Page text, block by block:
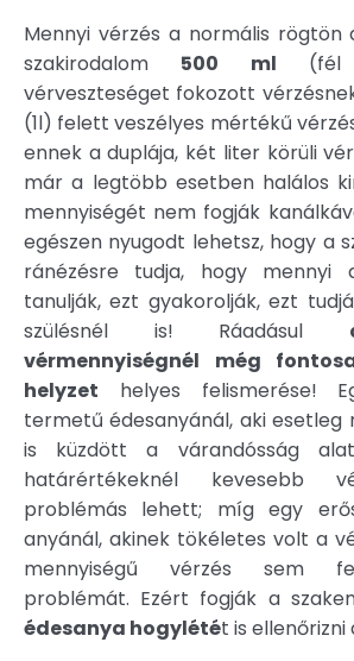
Mennyi vérzés a normális rögtön
szakirodalom 500 ml (fél
vérveszteséget fokozott
(1l) felett veszélyes mértékű
ennek a duplája, két liter körüli
már a legtöbb esetben halálos
mennyiségét nem fogják
egészen nyugodt lehetsz, hogy a
ránézésre tudja, hogy
tanulják, ezt gyakorolják, ezt
szülésnél is! Ráadásul
vérmennyiségnél még
helyzet helyes felismerése!
termetű édesanyánál, aki esetleg
is küzdött a várandósság
határértékeknél kevesebb
problémás lehett; míg egy
anyánál, akinek tökéletes volt a
mennyiségű vérzés sem
problémát. Ezért fogják a
édesanya hogylétét is ellenőrizni